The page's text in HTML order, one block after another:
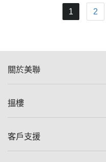
1 2
關於美聯
美聯集團
人才招募
搵樓
一手新盤
客戶支援